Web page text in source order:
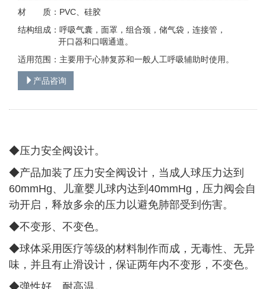
材 质：PVC、硅胶
结构组成：呼吸气囊，面罩，组合颈，储气袋，连接管，
开口器和口咽通道。
适用范围：主要用于心肺复苏和一般人工呼吸辅助时使用。
产品咨询
◆压力安全阀设计。
◆产品加装了压力安全阀设计，当成人球压力达到
60mmHg、儿童婴儿球内达到40mmHg，压力阀会自
动开启，释放多余的压力以避免肺部受到伤害。
◆不变形、不变色。
◆球体采用医疗等级的材料制作而成，无毒性、无异
味，并且有止滑设计，保证两年内不变形，不变色。